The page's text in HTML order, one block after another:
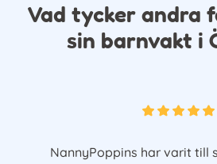
Vad tycker andra
sin barnvakt i
NannyPoppins har varit till